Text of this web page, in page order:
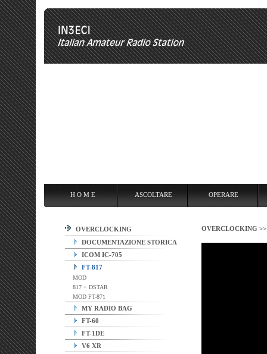
OVERCLOCKING
DOCUMENTAZIONE STORICA
ICOM IC-705
FT-817
MOD
817 + DSTAR
MOD FT-871
MY RADIO BAG
FT-60
FT-1DE
V6 XR
OVERCLOCKING
H O M E ASCOLTARE OPERARE